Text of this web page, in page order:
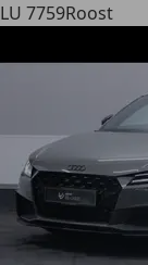
LU 7759Roost